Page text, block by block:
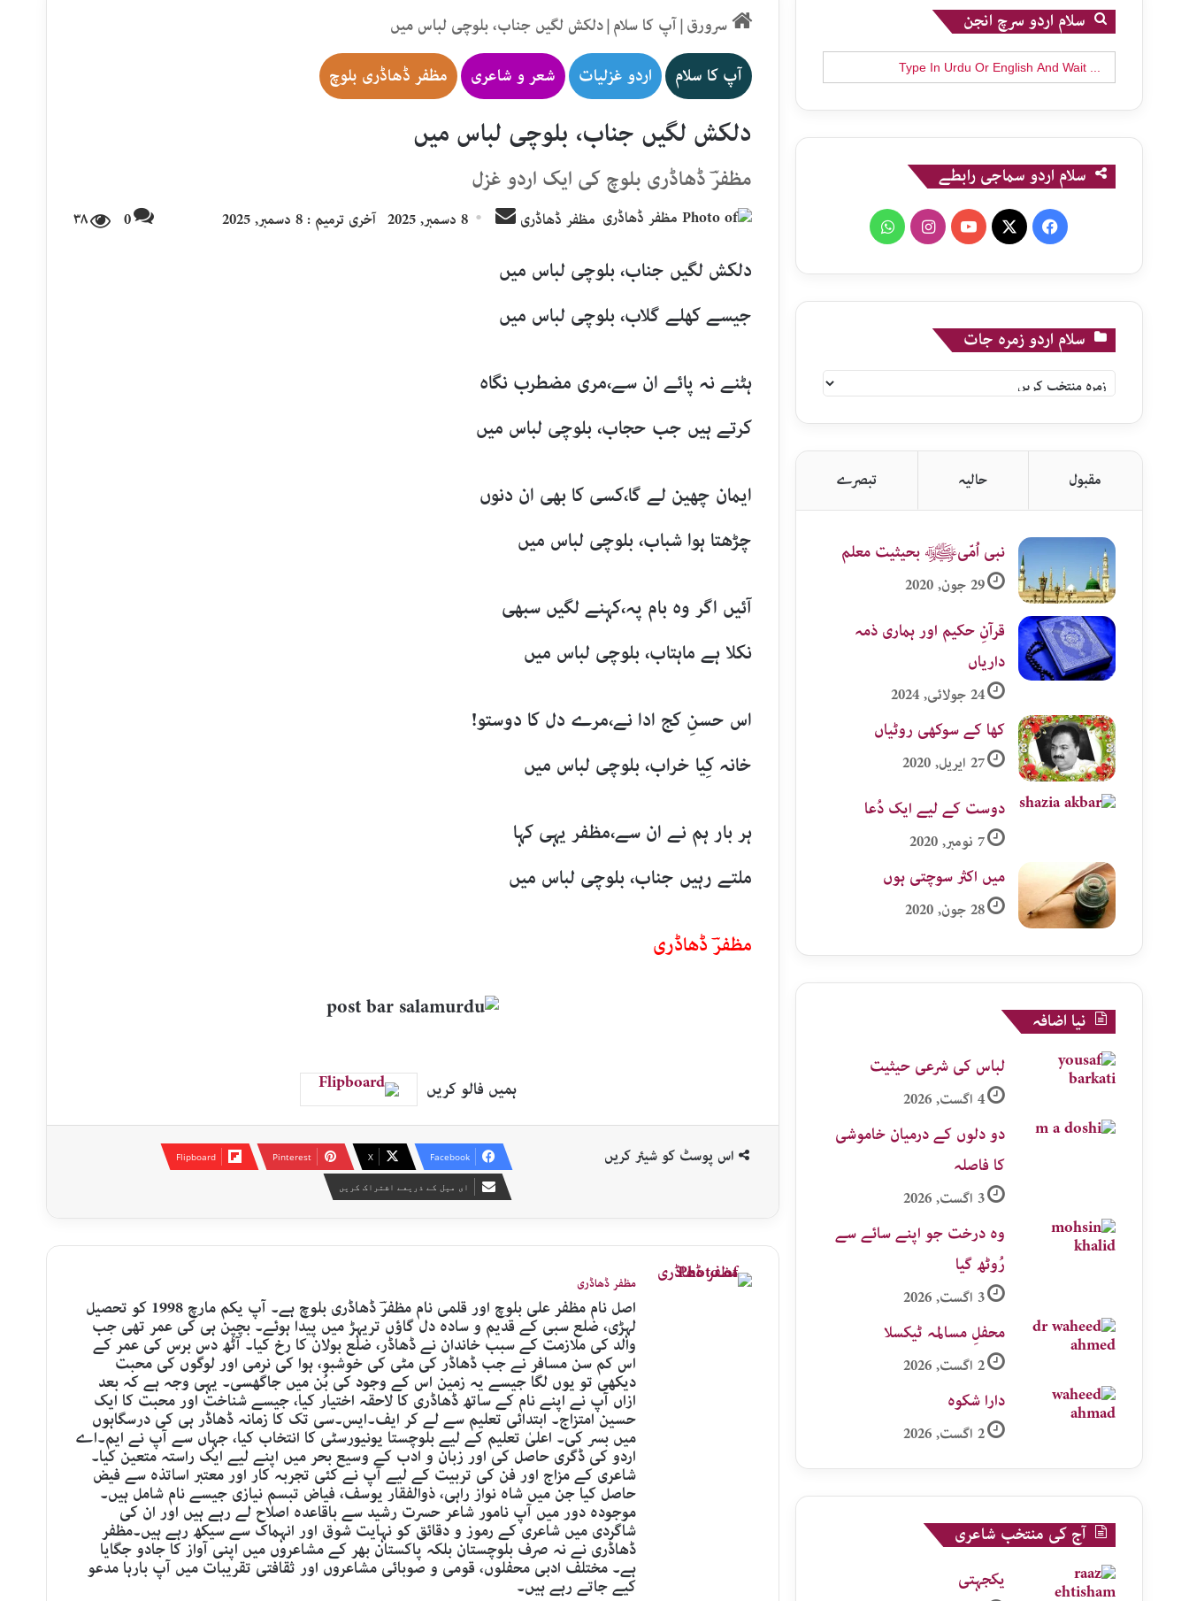
سرورق|آپ کا سلام|دلکش لگیں جناب، بلوچی لباس میں
آپ کا سلام اردو غزلیات شعر و شاعری مظفر ڈھاڈری بلوچ
دلکش لگیں جناب، بلوچی لباس میں
مظفرؔ ڈھاڈری بلوچ کی ایک اردو غزل
مظفر ڈھاڈری
Send8 دسمبر, 2025 آخری ترمیم : 8 دسمبر, 2025 0 ۳۸
دلکش لگیں جناب، بلوچی لباس میں
جیسے کھلے گلاب، بلوچی لباس میں
ہٹنے نہ پائے ان سے،مری مضطرب نگاہ
کرتے ہیں جب حجاب، بلوچی لباس میں
ایمان چھین لے گا،کسی کا بھی ان دنوں
چڑھتا ہوا شباب، بلوچی لباس میں
آئیں اگر وہ بام پہ،کہنے لگیں سبھی
نکلا ہے ماہتاب، بلوچی لباس میں
اس حسنِ کج ادا نے،مرے دل کا دوستو!
خانہ کِیا خراب، بلوچی لباس میں
ہر بار ہم نے ان سے،مظفر یہی کہا
ملتے رہیں جناب، بلوچی لباس میں
مظفرؔ ڈھاڈری
ہمیں فالو کریں
اس پوسٹ کو شیئر کریں Facebook
X
Pinterest
Flipboard
ای میل کے ذریعے اشتراک کریں
مظفر ڈھاڈری
اصل نام مظفر علی بلوچ اور قلمی نام مظفرؔ ڈھاڈری بلوچ ہے۔ آپ یکم مارچ 1998 کو تحصیل
لہڑی، ضلع سبی کے قدیم و سادہ دل گاؤں تریہڑ میں پیدا ہوئے۔ بچپن ہی کی عمر تھی جب
والد کی ملازمت کے سبب خاندان نے ڈھاڈر، ضلع بولان کا رخ کیا۔ آٹھ دس برس کی عمر کے
اس کم سن مسافر نے جب ڈھاڈر کی مٹی کی خوشبو، ہوا کی نرمی اور لوگوں کی محبت
دیکھی تو یوں لگا جیسے یہ زمین اس کے وجود کی بُن میں جاگھسی۔ یہی وجہ ہے کہ بعد
ازاں آپ نے اپنے نام کے ساتھ ڈھاڈری کا لاحقہ اختیار کیا، جیسے شناخت اور محبت کا ایک
حسین امتزاج۔ ابتدائی تعلیم سے لے کر ایف۔ایس۔سی تک کا زمانہ ڈھاڈر ہی کی درسگاہوں
میں بسر کی۔ اعلیٰ تعلیم کے لیے بلوچستا یونیورسٹی کا انتخاب کیا، جہاں سے آپ نے ایم۔اے
اردو کی ڈگری حاصل کی اور زبان و ادب کے وسیع بحر میں اپنے لیے ایک راستہ متعین کیا۔
شاعری کے مزاج اور فن کی تربیت کے لیے آپ نے کئی تجربہ کار اور معتبر اساتذہ سے فیض
حاصل کیا جن میں شاہ نواز راہی، ذوالفقار یوسف، فیاض تبسم نیازی جیسے نام شامل ہیں۔
موجودہ دور میں آپ نامور شاعر حسرت رشید سے باقاعدہ اصلاح لے رہے ہیں اور ان کی
شاگردی میں شاعری کے رموز و دقائق کو نہایت شوق اور انہماک سے سیکھ رہے ہیں۔مظفر
ڈھاڈری نے نہ صرف بلوچستان بلکہ پاکستان بھر کے مشاعروں میں اپنی آواز کا جادو جگایا
ہے۔ مختلف ادبی محفلوں، قومی و صوبائی مشاعروں اور ثقافتی تقریبات میں آپ بارہا مدعو
کیے جاتے رہے ہیں۔
سلام اردو سرچ انجن
Search
for:
سلام اردو سماجی رابطے
Facebook
X
YouTube
Instagram
WhatsApp
سلام اردو زمرہ جات
سلام
اردو
مقبول حالیہ تبصرے
نبی اُمّیﷺ بحیثیت معلم
29 جون, 2020
قرآنِ حکیم اور ہماری ذمہ
داریاں
24 جولائی, 2024
کھا کے سوکھی روٹیاں
27 اپریل, 2020
دوست کے لیے ایک دُعا
7 نومبر, 2020
میں اکثر سوچتی ہوں
28 جون, 2020
نیا اضافہ
لباس کی شرعی حیثیت
4 اگست, 2026
دو دلوں کے درمیان خاموشی
کا فاصلہ
3 اگست, 2026
وہ درخت جو اپنے سائے سے
رُوٹھ گیا
3 اگست, 2026
محفلِ مسالمہ ٹیکسلا
2 اگست, 2026
دارا شکوہ
2 اگست, 2026
آج کی منتخب شاعری
یکجہتی